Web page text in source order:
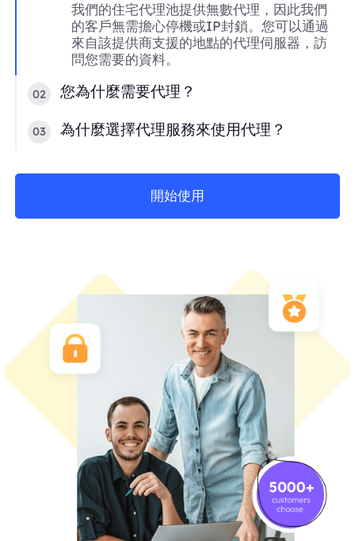
我們的住宅代理池提供無數代理，因此我們
的客戶無需擔心停機或IP封鎖。您可以通過
來自該提供商支援的地點的代理伺服器，訪
問您需要的資料。
02 您為什麼需要代理？
03 為什麼選擇代理服務來使用代理？
開始使用